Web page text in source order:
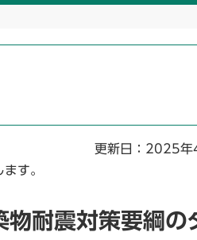
更新日：2025年
す。
耐震対策要綱の